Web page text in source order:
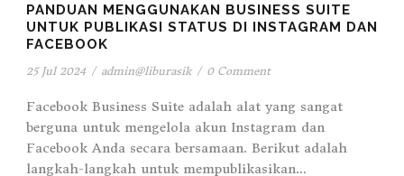
PANDUAN MENGGUNAKAN BUSINESS SUITE
UNTUK PUBLIKASI STATUS DI INSTAGRAM DAN
FACEBOOK
25 Jul 2024 / admin@liburasik / 0 Comment
Facebook Business Suite adalah alat yang sangat
berguna untuk mengelola akun Instagram dan
Facebook Anda secara bersamaan. Berikut adalah
langkah-langkah untuk mempublikasikan...